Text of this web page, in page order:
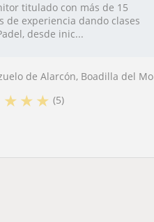
titulado con más de 15
de experiencia dando clases
desde inic...
de Alarcón, Boadilla del Monte, Majadahonda
★★★ (5)